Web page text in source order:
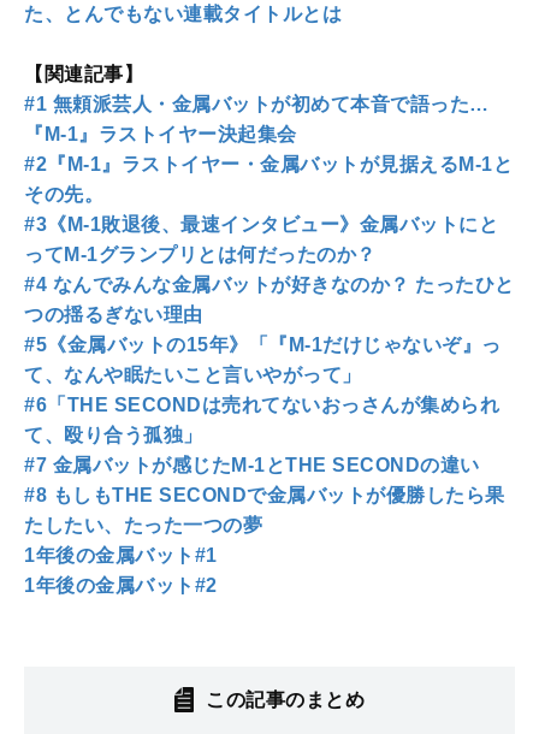
た、とんでもない連載タイトルとは
【関連記事】
#1 無頼派芸人・金属バットが初めて本音で語った…
『M-1』ラストイヤー決起集会
#2『M-1』ラストイヤー・金属バットが見据えるM-1と
その先。
#3《M-1敗退後、最速インタビュー》金属バットにと
ってM-1グランプリとは何だったのか？
#4 なんでみんな金属バットが好きなのか？ たったひと
つの揺るぎない理由
#5《金属バットの15年》「『M-1だけじゃないぞ』っ
て、なんや眠たいこと言いやがって」
#6「THE SECONDは売れてないおっさんが集められ
て、殴り合う孤独」
#7 金属バットが感じたM-1とTHE SECONDの違い
#8 もしもTHE SECONDで金属バットが優勝したら果
たしたい、たった一つの夢
1年後の金属バット#1
1年後の金属バット#2
この記事のまとめ